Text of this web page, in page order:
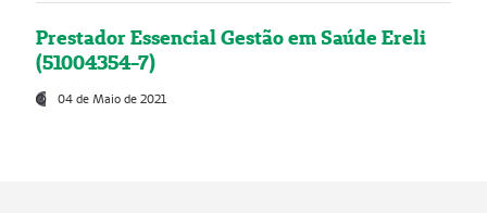
Prestador Essencial Gestão em Saúde Ereli
(51004354-7)
04 de Maio de 2021